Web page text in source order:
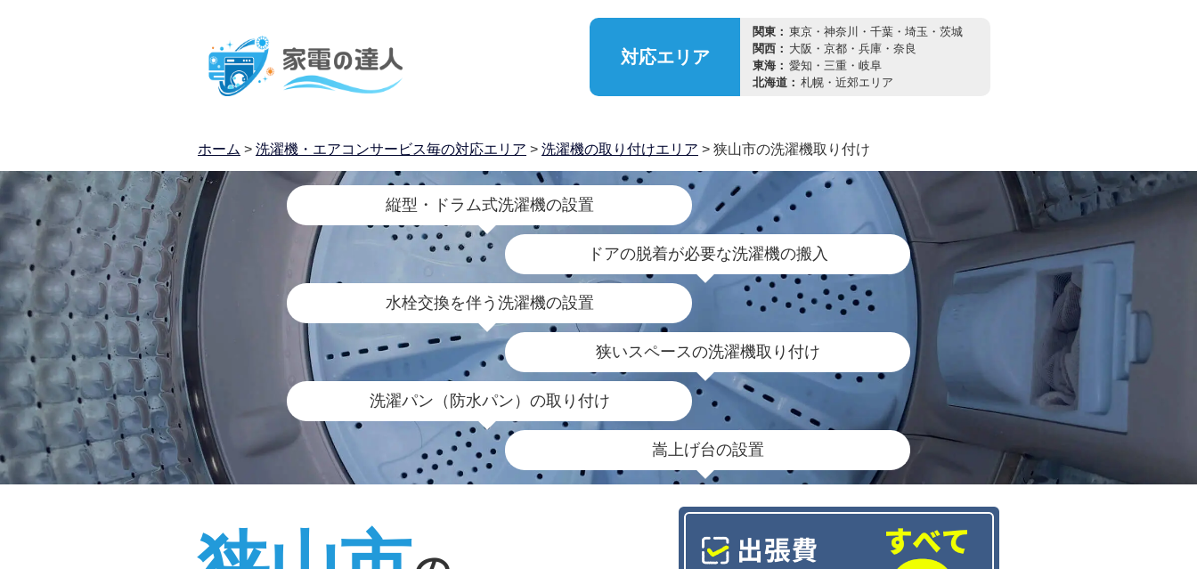
対応エリア
関東： 東京・神奈川・千葉・埼玉・茨城
関西： 大阪・京都・兵庫・奈良
東海： 愛知・三重・岐阜
北海道： 札幌・近郊エリア
ホーム > 洗濯機・エアコンサービス毎の対応エリア > 洗濯機の取り付けエリア > 狭山市の洗濯機取り付け
縦型・ドラム式洗濯機の設置
ドアの脱着が必要な洗濯機の搬入
水栓交換を伴う洗濯機の設置
狭いスペースの洗濯機取り付け
洗濯パン（防水パン）の取り付け
嵩上げ台の設置